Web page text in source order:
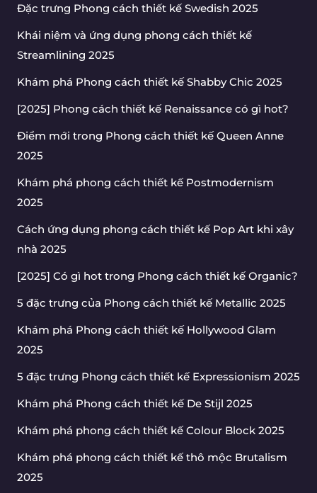
Đặc trưng Phong cách thiết kế Swedish 2025
Khái niệm và ứng dụng phong cách thiết kế
Streamlining 2025
Khám phá Phong cách thiết kế Shabby Chic 2025
[2025] Phong cách thiết kế Renaissance có gì hot?
Điểm mới trong Phong cách thiết kế Queen Anne
2025
Khám phá phong cách thiết kế Postmodernism
2025
Cách ứng dụng phong cách thiết kế Pop Art khi xây
nhà 2025
[2025] Có gì hot trong Phong cách thiết kế Organic?
5 đặc trưng của Phong cách thiết kế Metallic 2025
Khám phá Phong cách thiết kế Hollywood Glam
2025
5 đặc trưng Phong cách thiết kế Expressionism 2025
Khám phá Phong cách thiết kế De Stijl 2025
Khám phá phong cách thiết kế Colour Block 2025
Khám phá phong cách thiết kế thô mộc Brutalism
2025